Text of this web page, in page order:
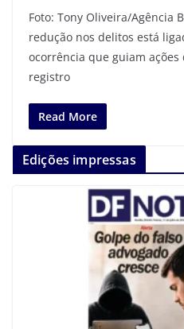
Foto: Tony Oliveira/Agência
redução nos delitos está
ocorrência que guiam
registro
Read More
Edições impressas